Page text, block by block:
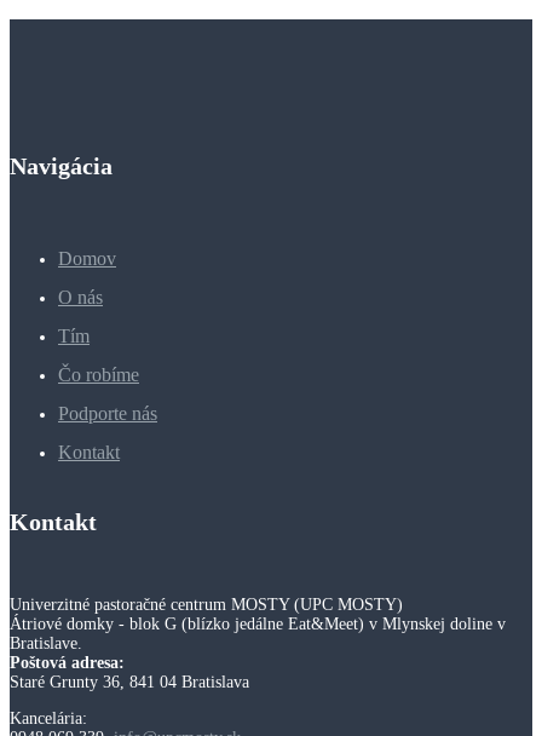
Navigácia
Domov
O nás
Tím
Čo robíme
Podporte nás
Kontakt
Kontakt
Univerzitné pastoračné centrum MOSTY (UPC MOSTY)
Átriové domky - blok G (blízko jedálne Eat&Meet) v Mlynskej doline v
Bratislave.
Poštová adresa:
Staré Grunty 36, 841 04 Bratislava
Kancelária: